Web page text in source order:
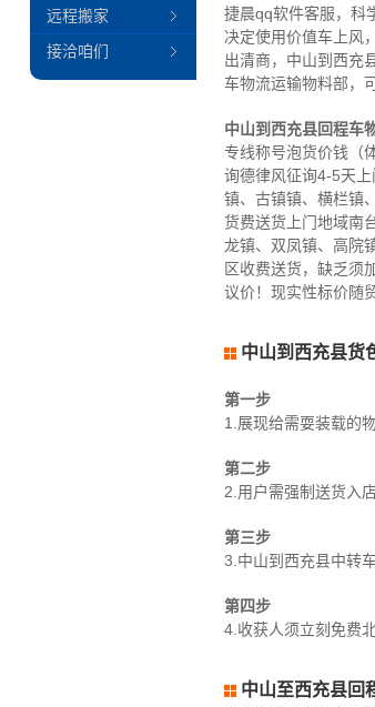
捷晨qq软件客服，科
决定使用价值车上风
出清商，中山到西充
车物流运输物料部，
中山到西充县回程车
专线称号泡货价钱（
询德律风征询4-5天
镇、古镇镇、横栏镇
货费送货上门地域南
龙镇、双凤镇、高院
区收费送货，缺乏须
议价！现实性标价随
中山到西充县货
第一步
1.展现给需耍装载的
第二步
2.用户需强制送货入
第三步
3.中山到西充县中转
第四步
4.收获人须立刻免费
中山至西充县回
远程搬家
接洽咱们